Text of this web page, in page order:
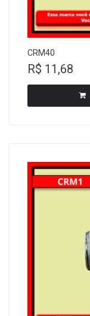
CRM40
R$ 11,68